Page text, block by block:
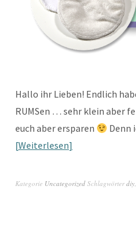
Hallo ihr Lieben! Endlich
RUMSen … sehr klein aber
euch aber ersparen
Denn
Weiterlesen
Kategorie Uncategorized Schlagwörterdiy,